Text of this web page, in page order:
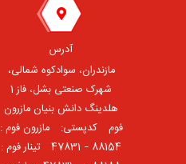
آدرس
مازندران، سوادکوه شمالی،
شهرک صنعتی بشل، فاز 1
هلدینگ دانش بنیان مازرون
فوم ⠀کدپستی: ⠀مازرون فوم :
88154 – 47831 ⠀تینار فوم :